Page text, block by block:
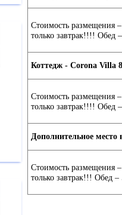
Стоимость размещения
только завтрак!!!! Обед
Коттедж - Corona Villa
Стоимость размещения
только завтрак!!!! Обед
Дополнительное место
Стоимость размещения
только завтрак!!! Обед